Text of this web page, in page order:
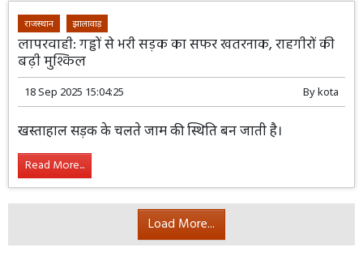
राजस्थान झालावाड़
लापरवाही: गड्ढों से भरी सड़क का सफर खतरनाक, राहगीरों की
बढ़ी मुश्किल
18 Sep 2025 15:04:25 Bykota
खस्ताहाल सड़क के चलते जाम की स्थिति बन जाती है।
Read More...
Load More...